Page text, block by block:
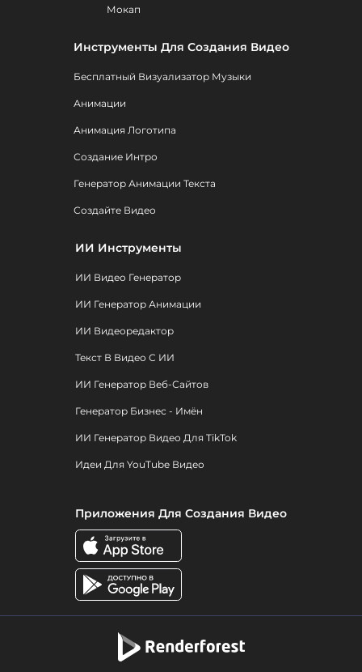
Мокап
Инструменты Для Создания Видео
Бесплатный Визуализатор Музыки
Анимации
Анимация Логотипа
Создание Интро
Генератор Анимации Текста
Создайте Видео
ИИ Инструменты
ИИ Видео Генератор
ИИ Генератор Анимации
ИИ Видеоредактор
Текст В Видео С ИИ
ИИ Генератор Веб-Сайтов
Генератор Бизнес - Имён
ИИ Генератор Видео Для TikTok
Идеи Для YouTube Видео
Приложения Для Создания Видео